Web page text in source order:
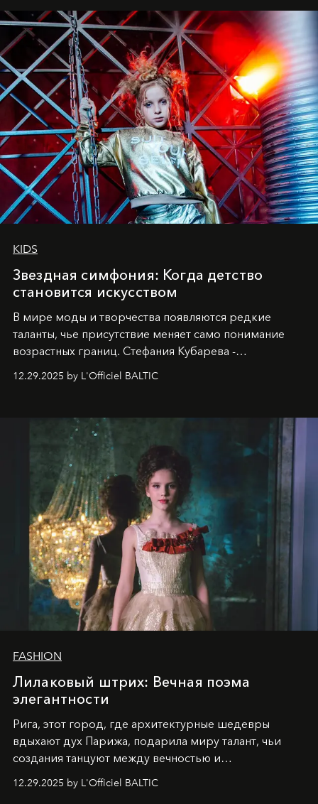
танцевального пути за плечами.
KIDS
Звездная симфония: Когда детство
становится искусством
В мире моды и творчества появляются редкие
таланты, чье присутствие меняет само понимание
возрастных границ. Стефания Кубарева -
десятилетняя обладательница невероятной
харизмы, чье имя уже украшает обложки
2025
и LUXIA June 2025, представляет собой
уникальное явление современной культуры.
12.29.2025 by L'Officiel BALTIC
FASHION
Лилаковый штрих: Вечная поэма
элегантности
Рига, этот город, где архитектурные шедевры
вдыхают дух Парижа, подарила миру талант, чьи
создания танцуют между вечностью и
современностью.
12.29.2025 by L'Officiel BALTIC